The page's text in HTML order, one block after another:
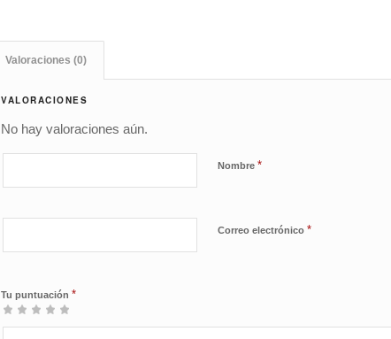
Valoraciones (0)
VALORACIONES
No hay valoraciones aún.
Nombre*
Correo electrónico*
Tu puntuación*
1
2 de
3 de 5
4 de 5
5 de 5